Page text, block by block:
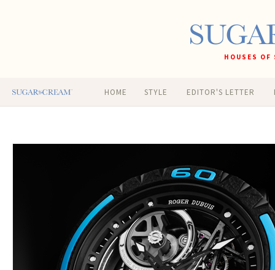
HOUSES
HOME STYLE EDITOR'S LETTER